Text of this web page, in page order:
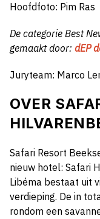
Hoofdfoto: Pim Ras
De categorie Best
gemaakt door: dEP
Juryteam: Marco
OVER
Safari Resort
nieuw hotel: Safari
Libéma bestaat uit
verdieping. De in
rondom een